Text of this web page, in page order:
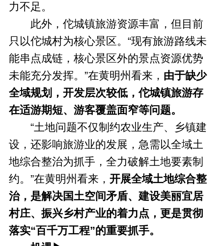
力不足。
此外，佗城镇旅游资源丰富，但目前
只以佗城村为核心景区。“现有旅游路线未
能串点成链，核心景区外的景点资源优势
未能充分发挥。”在黄明州看来， 由于缺少
全域规划，开发层次较低，佗城镇旅游存
在适游期短、游客覆盖面窄等问题。
“土地问题不仅制约农业生产、乡镇建
设，还影响旅游业的发展，急需以全域土
地综合整治为抓手，全力破解土地要素制
约。”在黄明州看来， 开展全域土地综合整
治，是解决国土空间矛盾、建设美丽宜居
村庄、振兴乡村产业的着力点，更是贯彻
落实“百千万工程”的重要抓手。